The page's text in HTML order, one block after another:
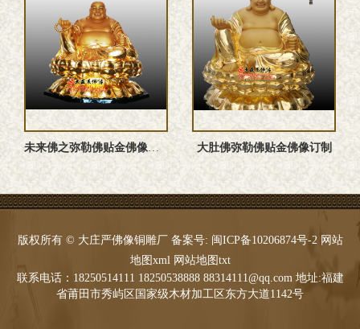
未来佛之弥勒佛贴金佛像雕塑 大肚佛弥勒佛贴金佛像订制
版权所有 © 大庄严佛像铜雕厂 备案号: 闽ICP备10206874号-2 网站
地图xml 网站地图txt
联系电话：18250514111 18250538888 88314111@qq.com 地址:福建
省莆田市秀屿区国家级木材加工区东方大道1142号